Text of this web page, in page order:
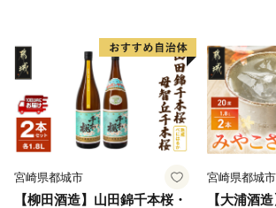
宮崎県都城市
【柳田酒造】山田錦千本桜・
宮崎県都城市
【大浦酒